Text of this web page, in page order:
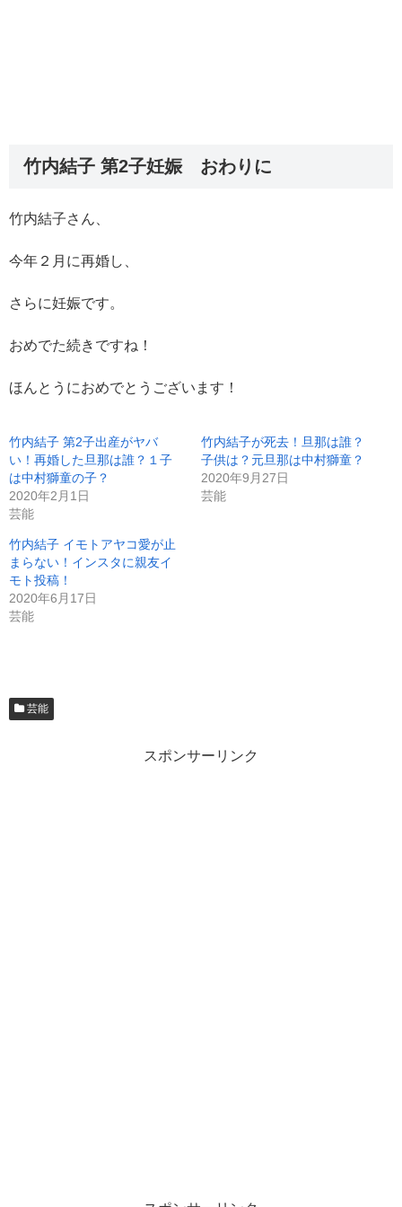
竹内結子 第2子妊娠 おわりに
竹内結子さん、
今年２月に再婚し、
さらに妊娠です。
おめでた続きですね！
ほんとうにおめでとうございます！
竹内結子 第2子出産がヤバ
い！再婚した旦那は誰？１子
は中村獅童の子？
2020年2月1日
芸能
竹内結子が死去！旦那は誰？
子供は？元旦那は中村獅童？
2020年9月27日
芸能
竹内結子 イモトアヤコ愛が止
まらない！インスタに親友イ
モト投稿！
2020年6月17日
芸能
芸能
スポンサーリンク